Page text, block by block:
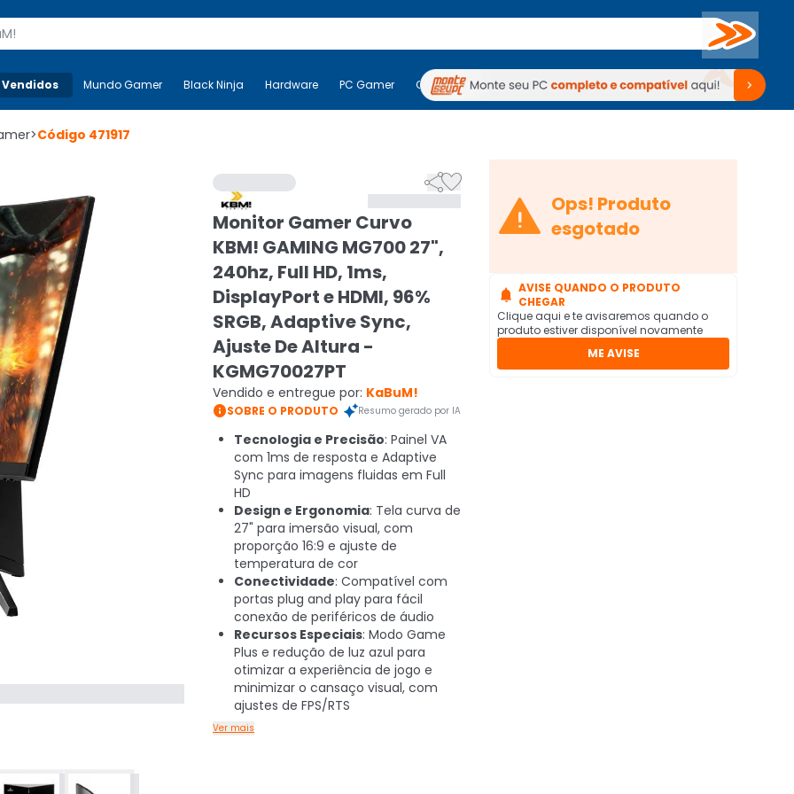
Buscar
Mais-v- Mundo Gamer Black Ninja Hardware PC Gamer Computadores Periféricos TV Venda no KaBuM!
Mundo Gamer Black Ninja Hardware PC Gamer Computadores Periféricos TV Venda no KaBuM!
>Código 471917

Monitor Gamer Curvo
KBM! GAMING MG700 27",
240hz, Full HD, 1ms,
DisplayPort e HDMI, 96%
SRGB, Adaptive Sync,
Ajuste De Altura -
KGMG70027PT
Vendido e entregue por: KaBuM!
SOBRE O PRODUTO Resumo gerado por IA
Tecnologia e Precisão: Painel VA
com 1ms de resposta e Adaptive
Sync para imagens fluidas em Full
HD
Design e Ergonomia: Tela curva de
27" para imersão visual, com
proporção 16:9 e ajuste de
temperatura de cor
Conectividade: Compatível com
portas plug and play para fácil
conexão de periféricos de áudio
Recursos Especiais: Modo Game
Plus e redução de luz azul para
otimizar a experiência de jogo e
minimizar o cansaço visual, com
ajustes de FPS/RTS
Ver mais
 Ops! Produto
esgotado
 AVISE QUANDO O PRODUTO
CHEGAR
Clique aqui e te avisaremos quando o
produto estiver disponível novamente
ME AVISE